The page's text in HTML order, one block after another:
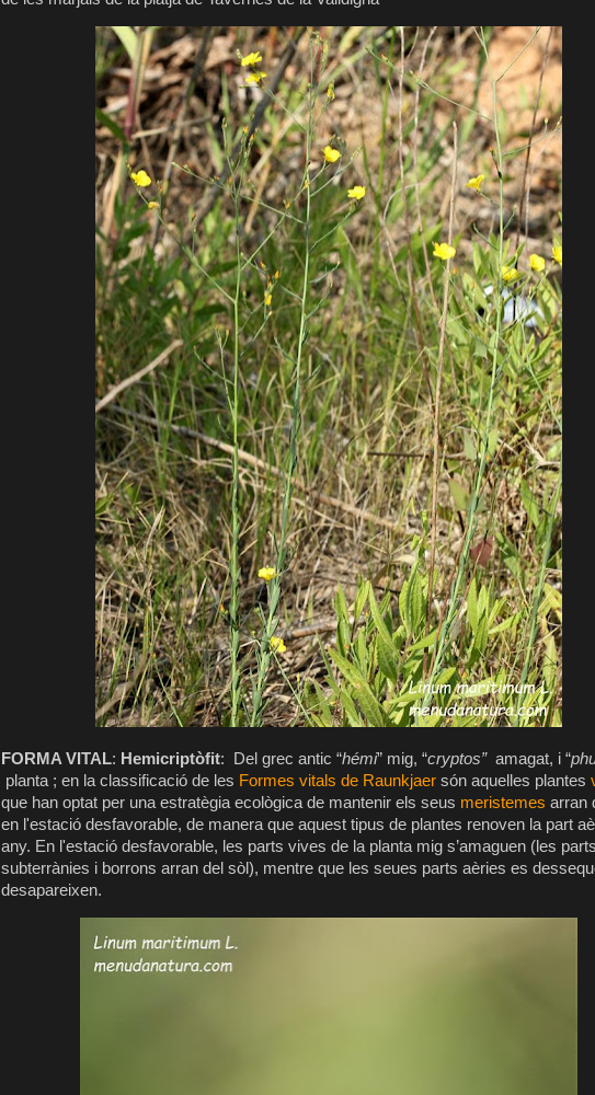
FORMA VITAL: Hemicriptòfit: Del grec antic “hémi” mig, “cryptos” amagat, i “
planta ; en la classificació de les Formes vitals de Raunkjaer són aquelles plantes
que han optat per una estratègia ecològica de mantenir els seus meristemes arran
en l'estació desfavorable, de manera que aquest tipus de plantes renoven la part
any. En l'estació desfavorable, les parts vives de la planta mig s’amaguen (les parts
subterrànies i borrons arran del sòl), mentre que les seues parts aèries es
desapareixen.